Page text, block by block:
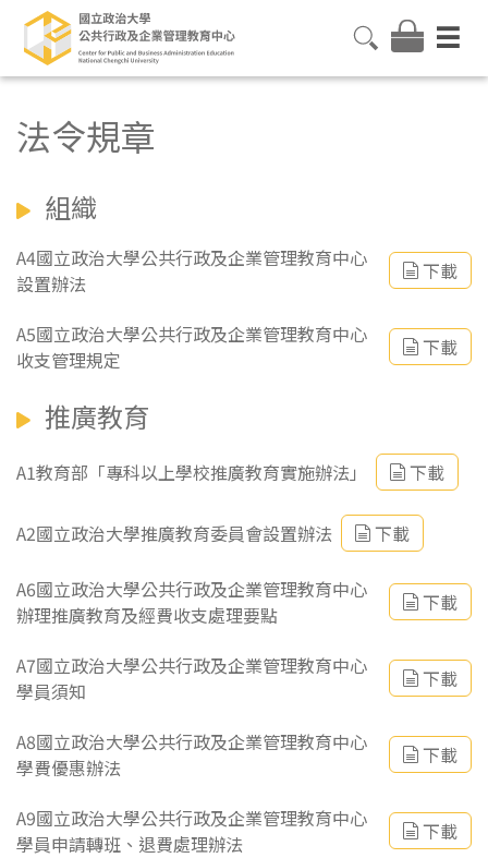
法令規章
組織
A4國立政治大學公共行政及企業管理教育中心
設置辦法
下載
A5國立政治大學公共行政及企業管理教育中心
收支管理規定
下載
推廣教育
A1教育部「專科以上學校推廣教育實施辦法」 下載
A2國立政治大學推廣教育委員會設置辦法 下載
A6國立政治大學公共行政及企業管理教育中心
辦理推廣教育及經費收支處理要點
下載
A7國立政治大學公共行政及企業管理教育中心
學員須知
下載
A8國立政治大學公共行政及企業管理教育中心
學費優惠辦法
下載
A9國立政治大學公共行政及企業管理教育中心
學員申請轉班、退費處理辦法
下載